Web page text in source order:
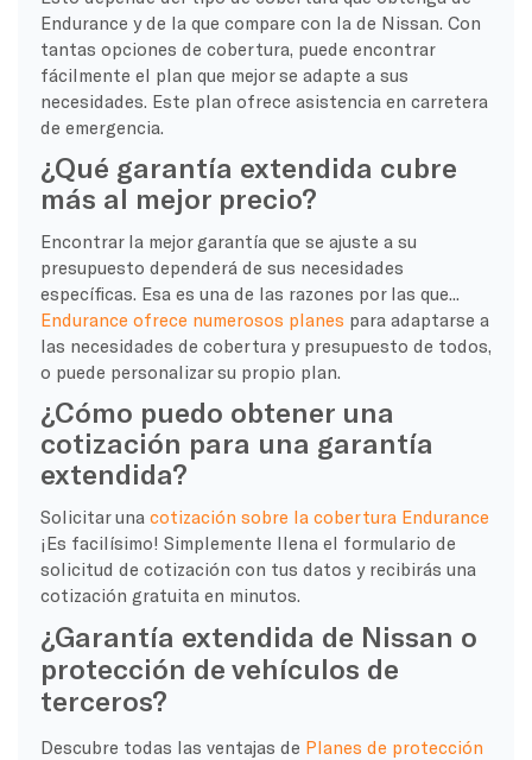
Endurance y de la que compare con la de Nissan. Con
tantas opciones de cobertura, puede encontrar
fácilmente el plan que mejor se adapte a sus
necesidades. Este plan ofrece asistencia en carretera
de emergencia.
¿Qué garantía extendida cubre
más al mejor precio?
Encontrar la mejor garantía que se ajuste a su
presupuesto dependerá de sus necesidades
específicas. Esa es una de las razones por las que...
Endurance ofrece numerosos planes para adaptarse a
las necesidades de cobertura y presupuesto de todos,
o puede personalizar su propio plan.
¿Cómo puedo obtener una
cotización para una garantía
extendida?
Solicitar una cotización sobre la cobertura Endurance
¡Es facilísimo! Simplemente llena el formulario de
solicitud de cotización con tus datos y recibirás una
cotización gratuita en minutos.
¿Garantía extendida de Nissan o
protección de vehículos de
terceros?
Descubre todas las ventajas de Planes de protección